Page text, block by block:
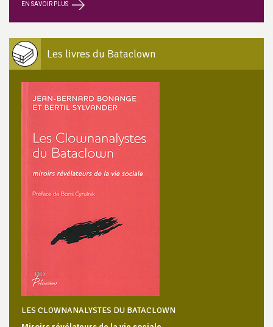
EN SAVOIR PLUS
Les livres du Bataclown
LES CLOWNANALYSTES DU BATACLOWN